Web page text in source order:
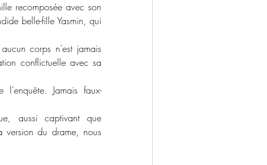
recomposée avec son
belle-fille Yasmin, qui
corps n'est jamais
conflictuelle avec sa
l'enquête. Jamais faux-
aussi captivant que
version du drame, nous